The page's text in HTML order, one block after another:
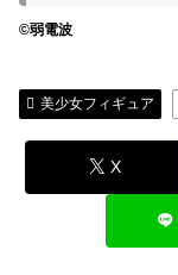
©弱電波
美少女フィギュア
X